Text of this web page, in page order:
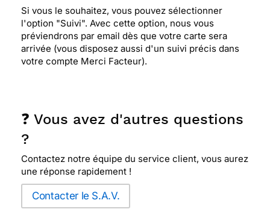
Si vous le souhaitez, vous pouvez sélectionner
l'option "Suivi". Avec cette option, nous vous
préviendrons par email dès que votre carte sera
arrivée (vous disposez aussi d'un suivi précis dans
votre compte Merci Facteur).
❓ Vous avez d'autres questions
?
Contactez notre équipe du service client, vous aurez
une réponse rapidement !
Contacter le S.A.V.